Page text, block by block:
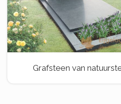
Grafsteen van